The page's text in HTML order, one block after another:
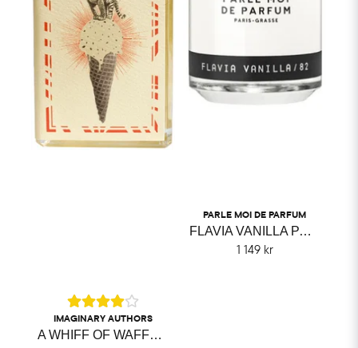
IMAGINARY AUTHORS
A WHIFF OF WAFFLE CONE IMAGINARY AUTHORS
PARLE MOI DE PARFUM
FLAVIA VANILLA PARLE MOI DE PARFUM
1 149 kr